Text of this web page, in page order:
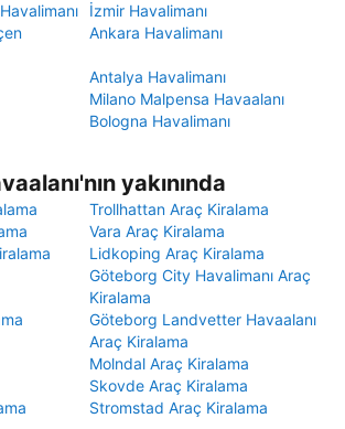
İzmir Havalimanı
Ankara Havalimanı
Antalya Havalimanı
Milano Malpensa Havaalanı
Bologna Havalimanı
yakınında
Trollhattan Araç Kiralama
Vara Araç Kiralama
Lidkoping Araç Kiralama
Göteborg City Havalimanı Araç
Kiralama
Göteborg Landvetter Havaalanı
Araç Kiralama
Molndal Araç Kiralama
Skovde Araç Kiralama
Stromstad Araç Kiralama